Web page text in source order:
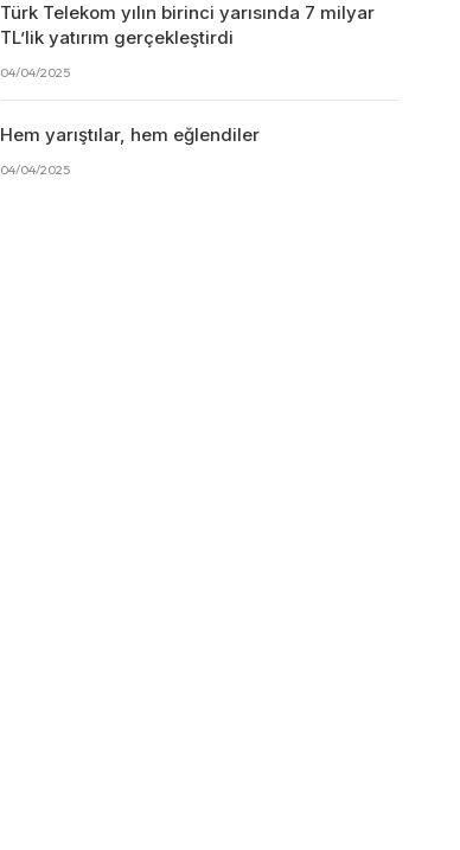
Türk Telekom yılın birinci yarısında 7 milyar
TL’lik yatırım gerçekleştirdi
04/04/2025
Hem yarıştılar, hem eğlendiler
04/04/2025